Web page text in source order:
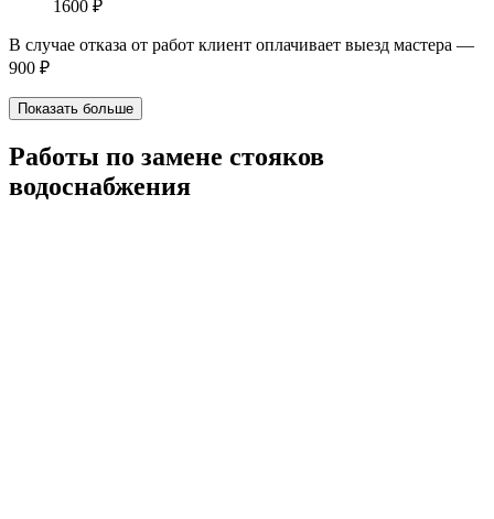
1600 ₽
В случае отказа от работ клиент оплачивает выезд мастера —
900 ₽
Показать больше
Работы по замене стояков
водоснабжения